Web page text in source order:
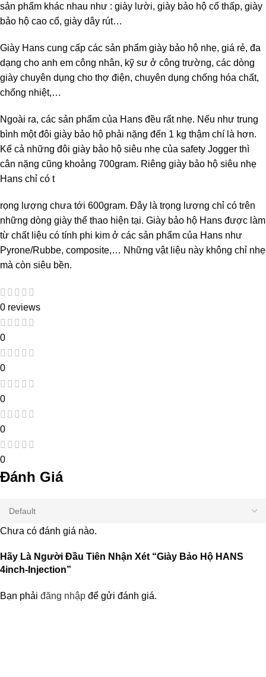
sản phẩm khác nhau như : giày lười, giày bảo hộ cổ thấp, giày
bảo hộ cao cổ, giày dây rút…
Giày Hans cung cấp các sản phẩm giày bảo hộ nhẹ, giá rẻ, đa
dạng cho anh em công nhân, kỹ sư ở công trường, các dòng
giày chuyên dụng cho thợ điện, chuyên dụng chống hóa chất,
chống nhiệt,…
Ngoài ra, các sản phẩm của Hans đều rất nhẹ. Nếu như trung
bình một đôi giày bảo hộ phải nặng đến 1 kg thậm chí là hơn.
Kể cả những đôi giày bảo hộ siêu nhẹ của safety Jogger thì
cân nặng cũng khoảng 700gram. Riêng giày bảo hộ siêu nhẹ
Hans chỉ có t
rọng lượng chưa tới 600gram. Đây là trọng lượng chỉ có trên
những dòng giày thể thao hiện tại. Giày bảo hộ Hans được làm
từ chất liệu có tính phi kim ở các sản phẩm của Hans như
Pyrone/Rubbe, composite,… Những vật liệu này không chỉ nhẹ
mà còn siêu bền.
0 reviews
0
0
0
0
0
Đánh Giá
Chưa có đánh giá nào.
Hãy Là Người Đầu Tiên Nhận Xét “Giày Bảo Hộ HANS
4inch-Injection”
Bạn phải đăng nhập để gửi đánh giá.